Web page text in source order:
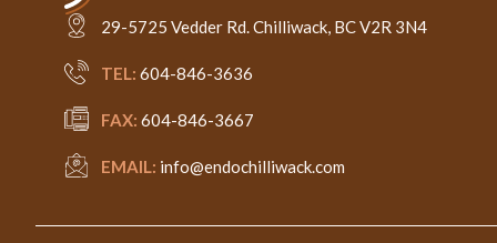
29-5725 Vedder Rd. Chilliwack, BC V2R 3N4
TEL: 604-846-3636
FAX: 604-846-3667
EMAIL: info@endochilliwack.com